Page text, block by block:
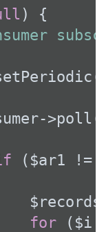
) {
>poll(
($ar1 !=
$records
for ($i